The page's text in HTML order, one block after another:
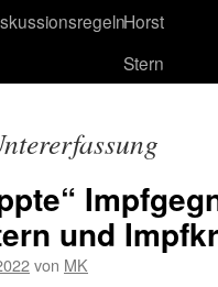
Horst
Stern
und
von MK